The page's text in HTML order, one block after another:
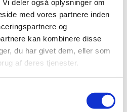
deler også oplysninger om
med vores partnere inden
og
kan kombinere disse
du har givet dem, eller som
af deres tjenester.